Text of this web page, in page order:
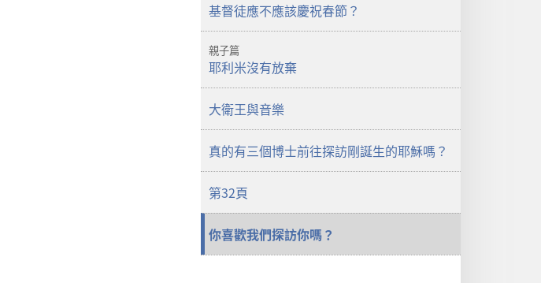
基督徒應不應該慶祝春節？
親子篇
耶利米沒有放棄
大衛王與音樂
真的有三個博士前往探訪剛誕生的耶穌嗎？
第32頁
你喜歡我們探訪你嗎？